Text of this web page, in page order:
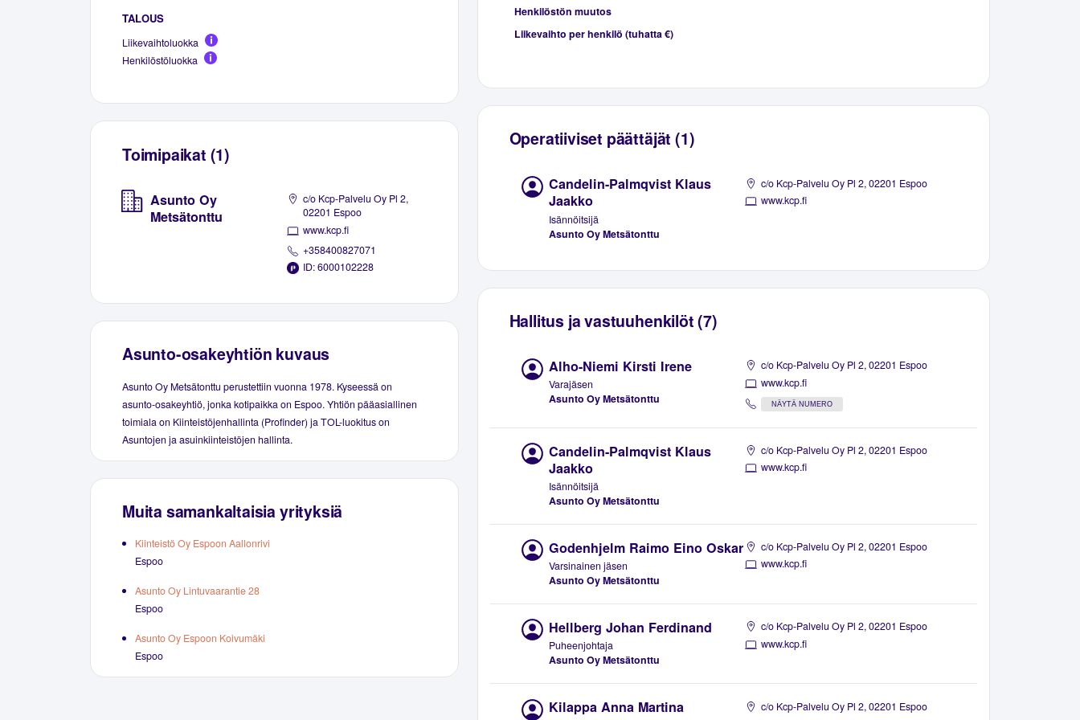
TALOUS
Liikevaihtoluokka
Henkilöstöluokka
Toimipaikat (1)
Asunto Oy
Metsätonttu
c/o Kcp-Palvelu Oy Pl 2,
02201 Espoo
www.kcp.fi
+358400827071
ID: 6000102228
Asunto-osakeyhtiön kuvaus
Asunto Oy Metsätonttu perustettiin vuonna 1978. Kyseessä on
asunto-osakeyhtiö, jonka kotipaikka on Espoo. Yhtiön pääasiallinen
toimiala on Kiinteistöjenhallinta (Profinder) ja TOL-luokitus on
Asuntojen ja asuinkiinteistöjen hallinta.
Muita samankaltaisia yrityksiä
Kiinteistö Oy Espoon Aallonrivi
Espoo
Asunto Oy Lintuvaarantie 28
Espoo
Asunto Oy Espoon Koivumäki
Espoo
Henkilöstön muutos
Liikevaihto per henkilö (tuhatta €)
Operatiiviset päättäjät (1)
Candelin-Palmqvist Klaus
Jaakko
Isännöitsijä
Asunto Oy Metsätonttu
c/o Kcp-Palvelu Oy Pl 2, 02201 Espoo
www.kcp.fi
Hallitus ja vastuuhenkilöt (7)
Alho-Niemi Kirsti Irene
Varajäsen
Asunto Oy Metsätonttu
c/o Kcp-Palvelu Oy Pl 2, 02201 Espoo
www.kcp.fi
NÄYTÄ NUMERO
Candelin-Palmqvist Klaus
Jaakko
Isännöitsijä
Asunto Oy Metsätonttu
c/o Kcp-Palvelu Oy Pl 2, 02201 Espoo
www.kcp.fi
Godenhjelm Raimo Eino Oskar
Varsinainen jäsen
Asunto Oy Metsätonttu
c/o Kcp-Palvelu Oy Pl 2, 02201 Espoo
www.kcp.fi
Hellberg Johan Ferdinand
Puheenjohtaja
Asunto Oy Metsätonttu
c/o Kcp-Palvelu Oy Pl 2, 02201 Espoo
www.kcp.fi
Kilappa Anna Martina
c/o Kcp-Palvelu Oy Pl 2, 02201 Espoo